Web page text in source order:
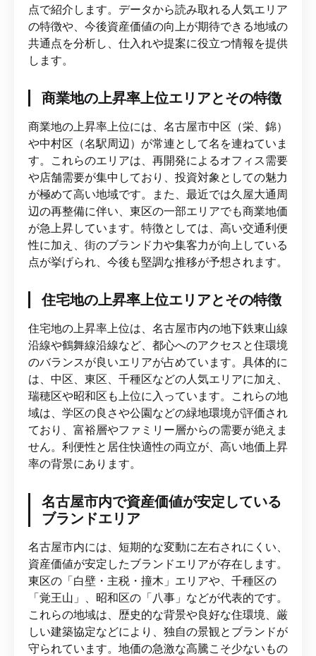
点で紹介します。データから読み取れる人気エリア
の特徴や、今後資産価値の向上が期待できる地域の
共通点を分析し、仕入れや提案に役立つ情報を提供
します。
商業地の上昇率上位エリアとその特徴
商業地の上昇率上位には、名古屋市中区（栄、錦）
や中村区（名駅周辺）が常連として名を連ねていま
す。これらのエリアは、再開発によるオフィス需要
や店舗需要が集中しており、投資対象としての魅力
が極めて高い地域です。また、最近では久屋大通周
辺の再整備に伴い、東区の一部エリアでも商業地価
が急上昇しています。特徴としては、高い交通利便
性に加え、街のブランド力や集客力が向上している
点が挙げられ、今後も堅調な推移が予想されます。
住宅地の上昇率上位エリアとその特徴
住宅地の上昇率上位は、名古屋市内の地下鉄東山線
沿線や鶴舞線沿線など、都心へのアクセスと住環境
のバランスが良いエリアが占めています。具体的に
は、中区、東区、千種区などの人気エリアに加え、
瑞穂区や昭和区も上位に入っています。これらの地
域は、学区の良さや公園などの緑地環境が評価され
ており、富裕層やファミリー層からの需要が絶えま
せん。利便性と居住快適性の両立が、高い地価上昇
率の背景にあります。
名古屋市内で資産価値が安定している
ブランドエリア
名古屋市内には、短期的な変動に左右されにくい、
資産価値が安定したブランドエリアが存在します。
東区の「白壁・主税・撞木」エリアや、千種区の
「覚王山」、昭和区の「八事」などが代表的です。
これらの地域は、歴史的な背景や良好な住環境、厳
しい建築協定などにより、独自の景観とブランドが
守られています。地価の急激な高騰こそ少ないもの